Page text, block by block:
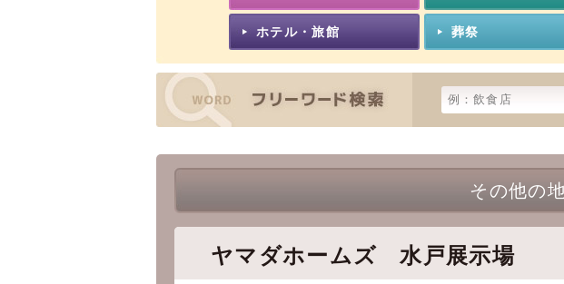
ホテル・旅館 葬祭
その他の
ヤマダホームズ 水戸展示場